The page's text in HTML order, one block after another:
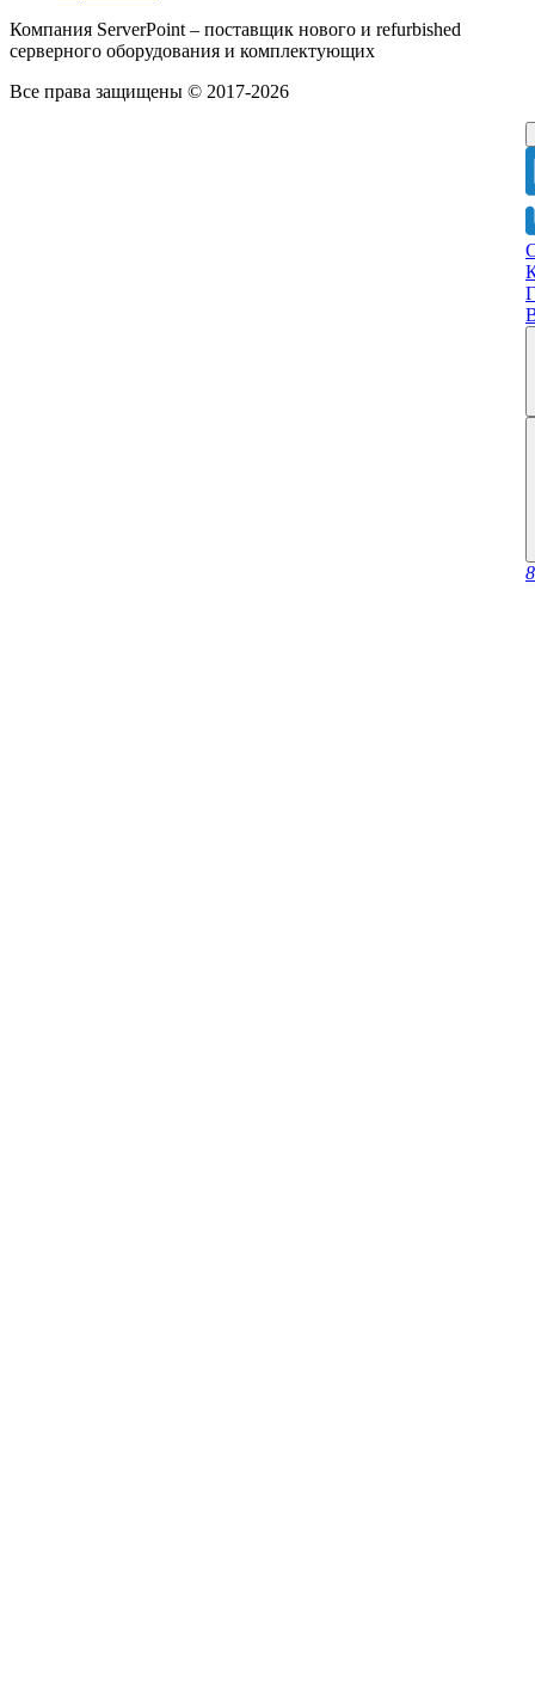
Компания ServerPoint – поставщик нового и refurbished
серверного оборудования и комплектующих
Все права защищены © 2017-2026